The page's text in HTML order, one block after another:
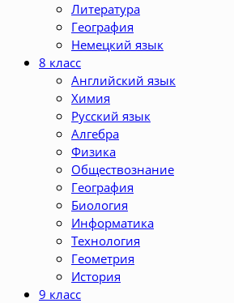
Литература
География
Немецкий язык
8 класс
Английский язык
Химия
Русский язык
Алгебра
Физика
Обществознание
География
Биология
Информатика
Технология
Геометрия
История
9 класс